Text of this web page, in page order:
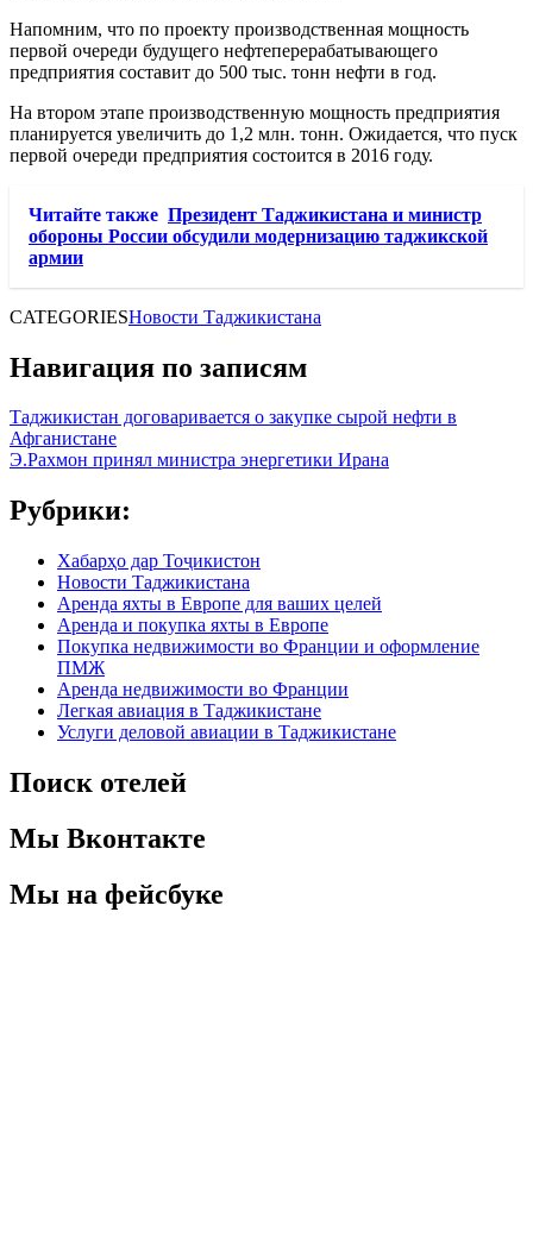
Напомним, что по проекту производственная мощность
первой очереди будущего нефтеперерабатывающего
предприятия составит до 500 тыс. тонн нефти в год.
На втором этапе производственную мощность предприятия
планируется увеличить до 1,2 млн. тонн. Ожидается, что пуск
первой очереди предприятия состоится в 2016 году.
Читайте также Президент Таджикистана и министр
обороны России обсудили модернизацию таджикской
армии
CATEGORIESНовости Таджикистана
Навигация по записям
Таджикистан договаривается о закупке сырой нефти в
Афганистане
Э.Рахмон принял министра энергетики Ирана
Рубрики:
Хабарҳо дар Тоҷикистон
Новости Таджикистана
Аренда яхты в Европе для ваших целей
Аренда и покупка яхты в Европе
Покупка недвижимости во Франции и оформление
ПМЖ
Аренда недвижимости во Франции
Легкая авиация в Таджикистане
Услуги деловой авиации в Таджикистане
Поиск отелей
Мы Вконтакте
Мы на фейсбуке